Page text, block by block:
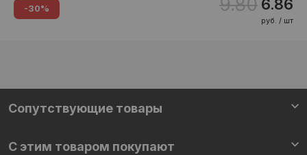
-30% 6.86
руб. / шт
Сопутствующие товары
С этим товаром покупают